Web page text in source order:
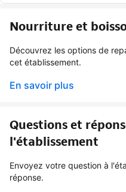
Nourriture et
Découvrez les options de
cet établissement.
En savoir plus
Questions et
l'établissement
Envoyez votre question à
réponse.